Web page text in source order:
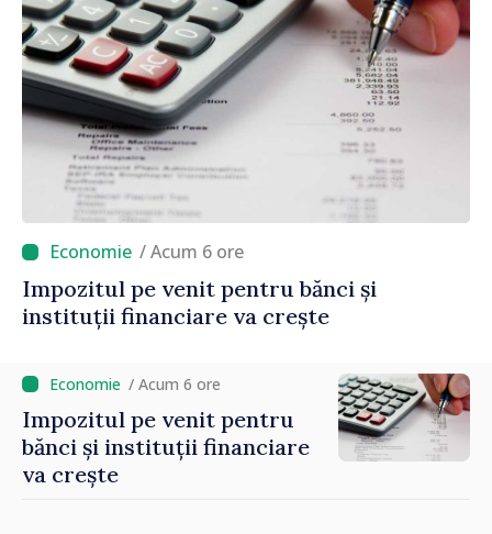
/ Acum 6 ore
Impozitul pe venit pentru bănci și
instituții financiare va crește
/ Acum 6 ore
Impozitul pe venit pentru
bănci și instituții financiare
va crește